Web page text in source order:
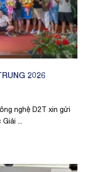
2026
nghệ D2T xin gửi
...